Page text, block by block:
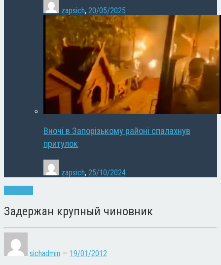
zapsich, 20/05/2025
Вночі в Запорізькому районі спалахнув
притулок
zapsich, 25/10/2024
Задержан крупный чиновник
sichadmin — 19/01/2012